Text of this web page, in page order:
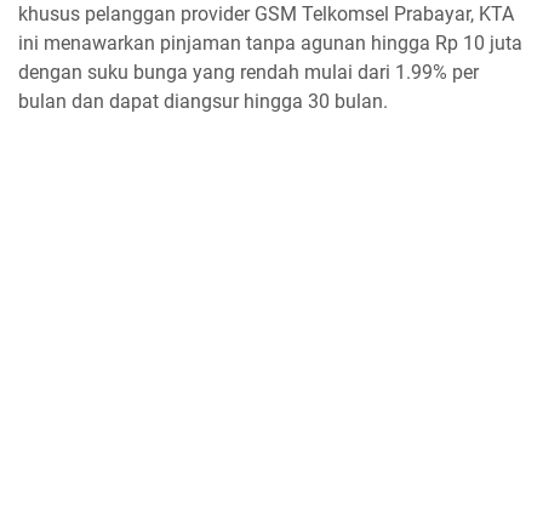
khusus pelanggan provider GSM Telkomsel Prabayar, KTA
ini menawarkan pinjaman tanpa agunan hingga Rp 10 juta
dengan suku bunga yang rendah mulai dari 1.99% per
bulan dan dapat diangsur hingga 30 bulan.